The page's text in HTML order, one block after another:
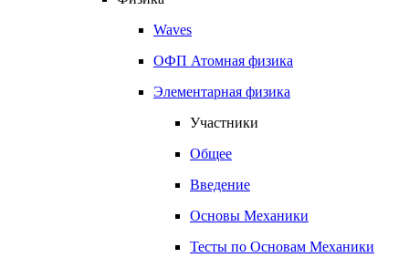
Waves
ОФП Атомная физика
Элементарная физика
Участники
Общее
Введение
Основы Механики
Тесты по Основам Механики